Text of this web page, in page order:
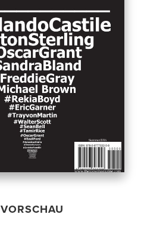
VORSCHAU